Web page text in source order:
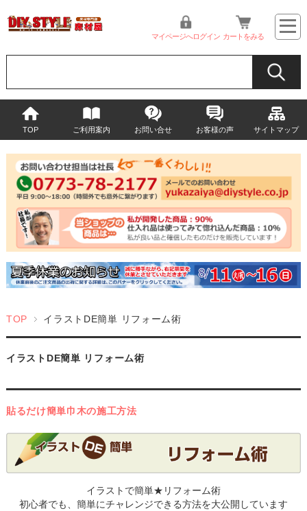
マイページへログイン カートをみる
TOP ご利用案内 お問い合せ お客様の声 サイトマップ
TOP イラストDE簡単 リフォーム術
イラストDE簡単 リフォーム術
貼るだけ簡単巾木の施工方法
イラストで簡単★リフォーム術
初心者でも、簡単にチャレンジできる方法を大公開しています